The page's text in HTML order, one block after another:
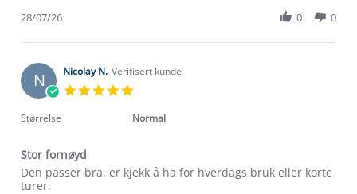
on
Jul
Olga
on
28
Jul
28/07/26 0 0
N Nicolay N. Verifisert kunde
rating
Størrelse Normal
Stor fornøyd
Review
by
review
stating
Den passer bra, er kjekk å ha for hverdags bruk eller korte
turer.